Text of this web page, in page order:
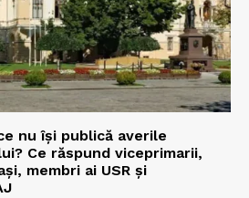
nu își publică averile
Ce răspund viceprimarii,
membri ai USR și